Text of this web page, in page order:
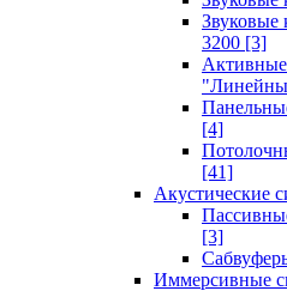
Звуковые
3200 [3]
Активные
[4]
[41]
Акустические
[3]
Иммерсивные